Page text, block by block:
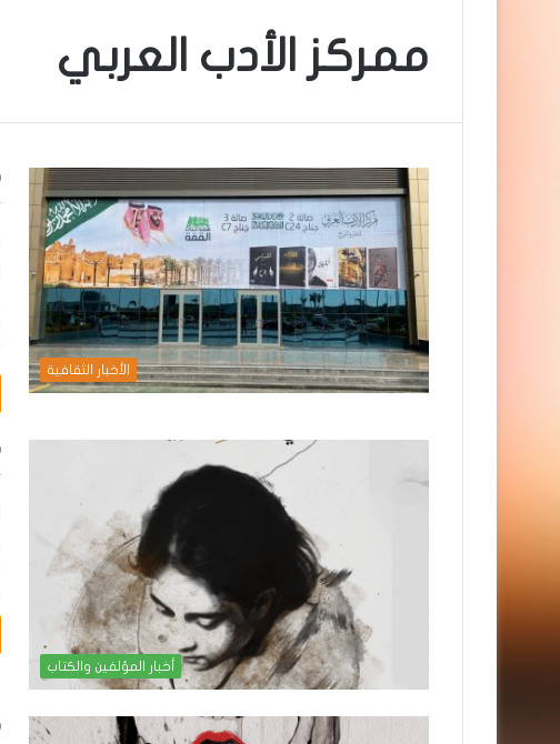
ممركز الأدب العربي
الأخبار الثقافية
أخبار المؤلفين والكتاب